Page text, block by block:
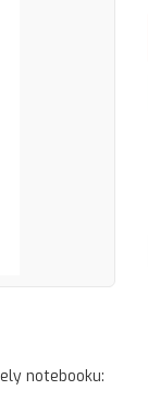
notebooku: